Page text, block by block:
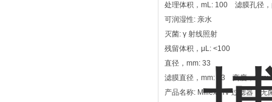
处理体积，mL: 100 滤膜孔径
可润湿性: 亲水
灭菌: γ 射线照射
残留体积，μL: <100
直径，mm: 33
滤膜直径，mm: 33 高度，mm:
产品名称: Millex-HV 过滤器 无